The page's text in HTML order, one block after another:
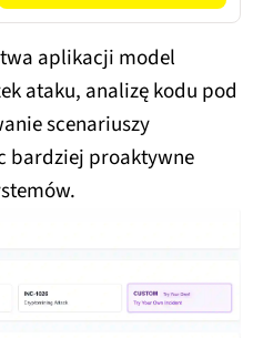
aplikacji model
ataku, analizę kodu pod
scenariuszy
bardziej proaktywne